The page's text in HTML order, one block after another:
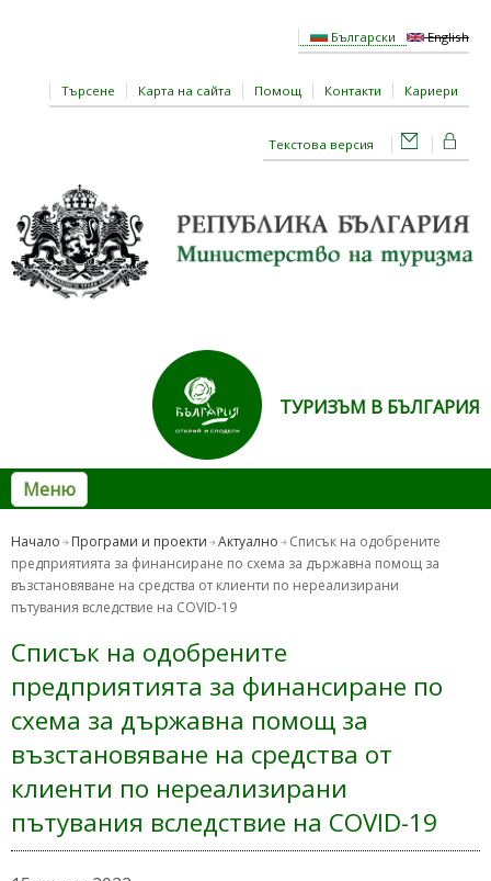
Български English
Търсене Карта на сайта Помощ Контакти Кариери
Текстова версия
ТУРИЗЪМ В БЪЛГАРИЯ
Меню
Начало Програми и проекти Актуално
Списък на одобрените
предприятията за финансиране по схема за държавна помощ за
възстановяване на средства от клиенти по нереализирани
пътувания вследствие на COVID-19
Списък на одобрените
предприятията за финансиране по
схема за държавна помощ за
възстановяване на средства от
клиенти по нереализирани
пътувания вследствие на COVID-19